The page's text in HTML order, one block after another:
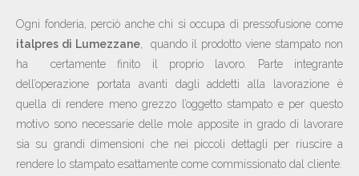
Ogni fonderia, perciò anche chi si occupa di pressofusione come
italpres di Lumezzane , quando il prodotto viene stampato non
ha certamente finito il proprio lavoro. Parte integrante
dell’operazione portata avanti dagli addetti alla lavorazione è
quella di rendere meno grezzo l’oggetto stampato e per questo
motivo sono necessarie delle mole apposite in grado di lavorare
sia su grandi dimensioni che nei piccoli dettagli per riuscire a
rendere lo stampato esattamente come commissionato dal cliente.